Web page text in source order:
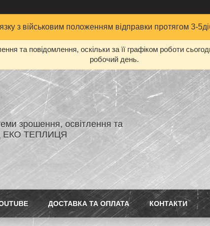
з військовим положенням відправки протягом 3-
та повідомлення, оскільки за її графіком роботи
робочий день.
зрошення, освітлення та
ЕКО ТЕПЛИЦЯ
ДОСТАВКА ТА ОПЛАТА КОНТАКТИ